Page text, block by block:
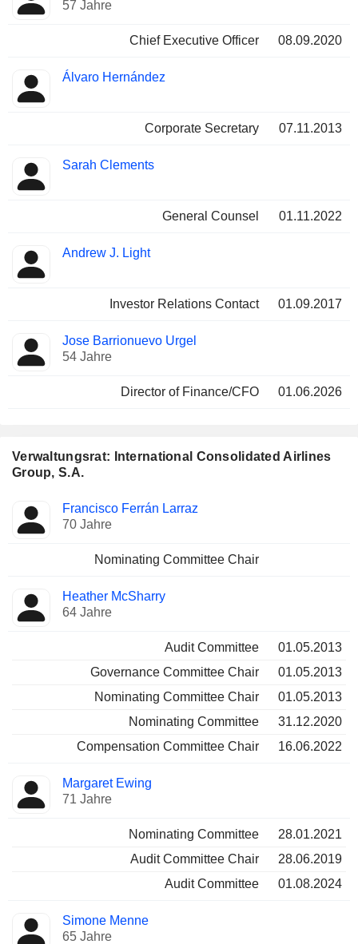
57 Jahre
Chief Executive Officer 08.09.2020
Álvaro Hernández
Corporate Secretary 07.11.2013
Sarah Clements
General Counsel 01.11.2022
Andrew J. Light
Investor Relations Contact 01.09.2017
Jose Barrionuevo Urgel
54 Jahre
Director of Finance/CFO 01.06.2026
Verwaltungsrat: International Consolidated Airlines
Group, S.A.
Verwaltungsratsmitglied Ausschüsse
Francisco Ferrán Larraz
70 Jahre
Nominating Committee Chair
Heather McSharry
64 Jahre
Audit Committee
01.05.2013
Governance Committee Chair
01.05.2013
Nominating Committee Chair
01.05.2013
Nominating Committee
31.12.2020
Compensation Committee Chair
16.06.2022
Margaret Ewing
71 Jahre
Nominating Committee
28.01.2021
Audit Committee Chair
28.06.2019
Audit Committee
01.08.2024
Simone Menne
65 Jahre